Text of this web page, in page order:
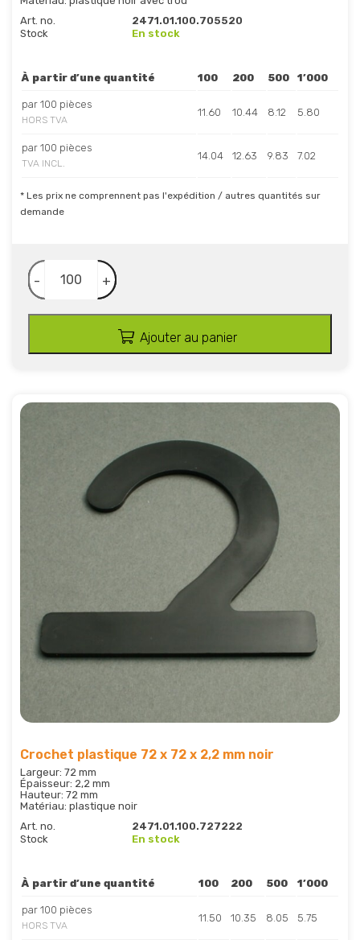
Art. no.
2471.01.100.705520
Stock
En stock
À partir d’une quantité 100 200 500 1’000
par 100 pièces
HORS TVA
11.60 10.44 8.12 5.80
par 100 pièces
TVA INCL.
14.04 12.63 9.83 7.02
* Les prix ne comprennent pas l'expédition / autres quantités sur
demande
- +
Ajouter au panier
Crochet plastique 72 x 72 x 2,2 mm noir
Largeur: 72 mm
Épaisseur: 2,2 mm
Hauteur: 72 mm
Matériau: plastique noir
Art. no.
2471.01.100.727222
Stock
En stock
À partir d’une quantité 100 200 500 1’000
par 100 pièces
HORS TVA
11.50 10.35 8.05 5.75